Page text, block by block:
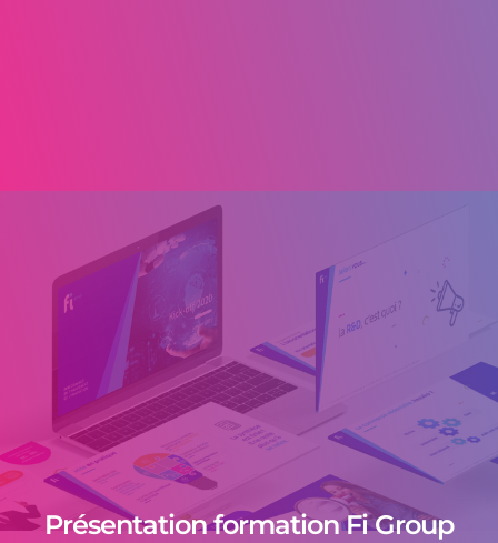
Présentation formation Fi Group